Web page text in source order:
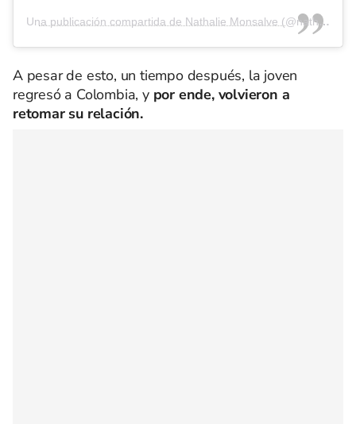
Una publicación compartida de Nathalie Monsalve (@nathaliemonsalve)
A pesar de esto, un tiempo después, la joven
regresó a Colombia, ypor ende, volvieron a
retomar su relación.